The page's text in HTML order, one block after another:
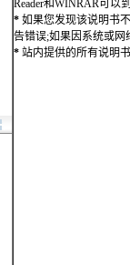
Reader和WINRAR可以
* 如果您发现该说明书
告错误;如果因系统或网
* 站内提供的所有说明